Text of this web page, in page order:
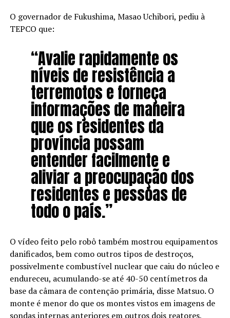
O governador de Fukushima, Masao Uchibori, pediu à
TEPCO que:
“Avalie rapidamente os
níveis de resistência a
terremotos e forneça
informações de maneira
que os residentes da
província possam
entender facilmente e
aliviar a preocupação dos
residentes e pessoas de
todo o país.”
O vídeo feito pelo robô também mostrou equipamentos
danificados, bem como outros tipos de destroços,
possivelmente combustível nuclear que caiu do núcleo e
endureceu, acumulando-se até 40-50 centímetros da
base da câmara de contenção primária, disse Matsuo. O
monte é menor do que os montes vistos em imagens de
sondas internas anteriores em outros dois reatores,